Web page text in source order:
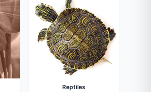
Reptiles